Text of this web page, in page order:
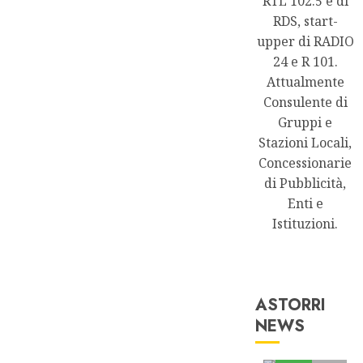
RDS, start-
upper di RADIO
24 e R 101.
Attualmente
Consulente di
Gruppi e
Stazioni Locali,
Concessionarie
di Pubblicità,
Enti e
Istituzioni.
ASTORRI
NEWSAstorri News